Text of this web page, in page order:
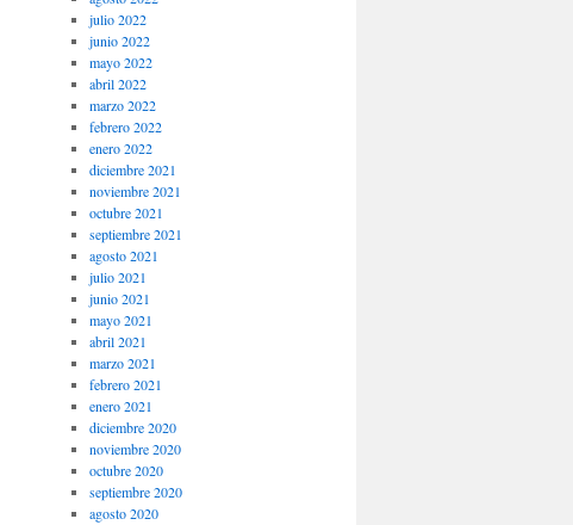
julio 2022
junio 2022
mayo 2022
abril 2022
marzo 2022
febrero 2022
enero 2022
diciembre 2021
noviembre 2021
octubre 2021
septiembre 2021
agosto 2021
julio 2021
junio 2021
mayo 2021
abril 2021
marzo 2021
febrero 2021
enero 2021
diciembre 2020
noviembre 2020
octubre 2020
septiembre 2020
agosto 2020